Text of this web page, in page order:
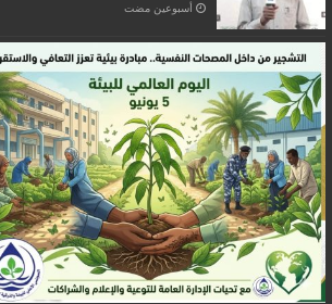
‏أسبوعين مضت